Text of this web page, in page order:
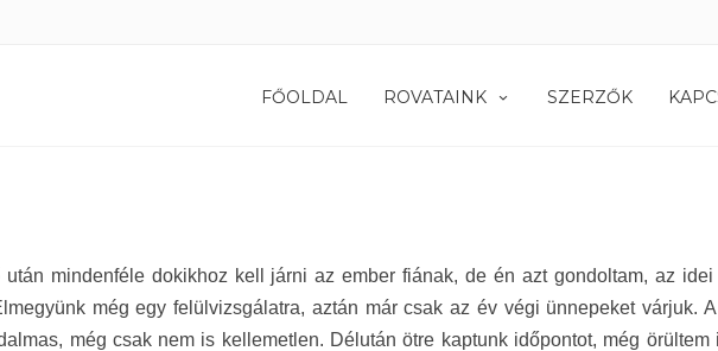
FŐOLDAL ROVATAINK SZERZŐK
után mindenféle dokikhoz kell járni az ember fiának, de én azt gondoltam, az
még egy felülvizsgálatra, aztán már csak az év végi ünnepeket várjuk.
még csak nem is kellemetlen. Délután ötre kaptunk időpontot, még